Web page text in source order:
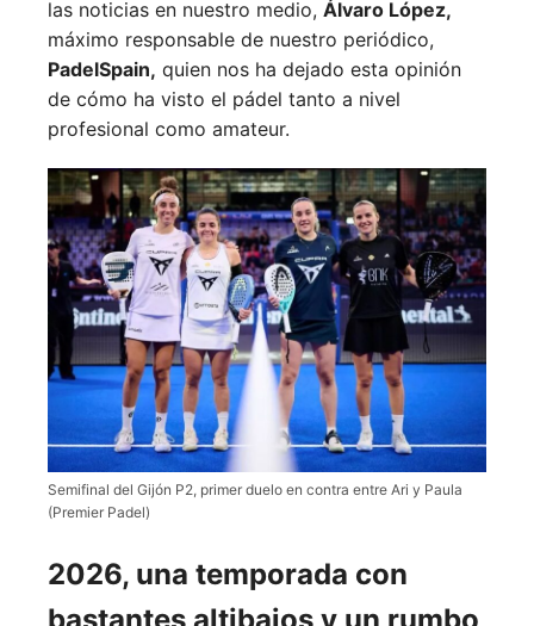
las noticias en nuestro medio, Álvaro López,
máximo responsable de nuestro periódico,
PadelSpain, quien nos ha dejado esta opinión
de cómo ha visto el pádel tanto a nivel
profesional como amateur.
Semifinal del Gijón P2, primer duelo en contra entre Ari y Paula
(Premier Padel)
2026, una temporada con
bastantes altibajos y un rumbo